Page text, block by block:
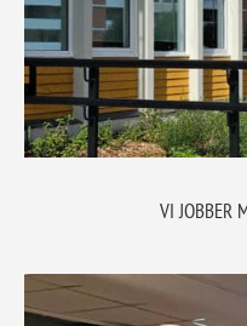
VI JOBBER